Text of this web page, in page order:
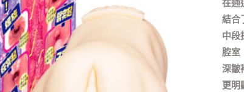
在通
結合
中段
腔室
深皺
更明
兔
｜
名
器
飛